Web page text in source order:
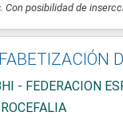
Con posibilidad de
- FEDERACION